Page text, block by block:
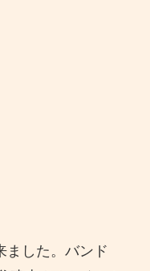
ました。バンド